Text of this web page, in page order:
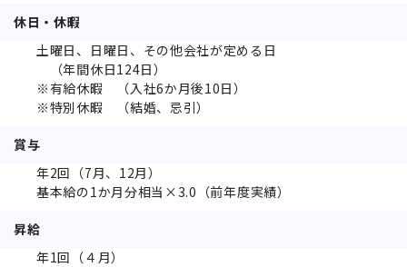
休日・休暇
土曜日、日曜日、その他会社が定める日
（年間休日124日）
※有給休暇 （入社6か月後10日）
※特別休暇 （結婚、忌引）
賞与
年2回（7月、12月）
基本給の1か月分相当×3.0（前年度実績）
昇給
年1回（４月）